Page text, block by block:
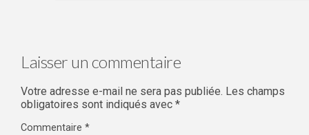
Laisser un commentaire
Votre adresse e-mail ne sera pas publiée. Les champs
obligatoires sont indiqués avec *
Commentaire *